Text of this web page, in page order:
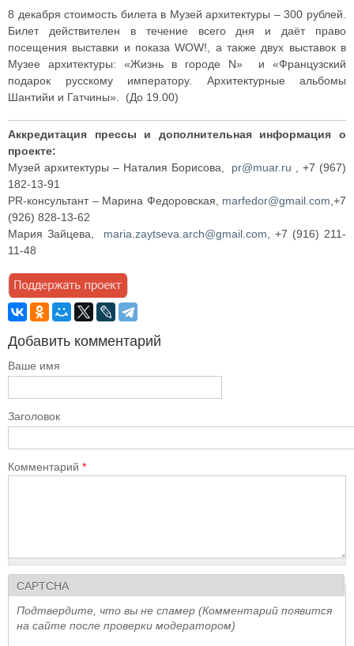
8 декабря стоимость билета в Музей архитектуры – 300 рублей.
Билет действителен в течение всего дня и даёт право
посещения выставки и показа WOW!, а также двух выставок в
Музее архитектуры: «Жизнь в городе N» и «Французский
подарок русскому императору. Архитектурные альбомы
Шантийи и Гатчины». (До 19.00)
Аккредитация прессы и дополнительная информация о
проекте:
Музей архитектуры – Наталия Борисова, pr@muar.ru , +7 (967)
182-13-91
PR-консультант – Марина Федоровская, marfedor@gmail.com,+7
(926) 828-13-62
Мария Зайцева, maria.zaytseva.arch@gmail.com, +7 (916) 211-
11-48
Добавить комментарий
Ваше имя
Заголовок
Комментарий *
CAPTCHA
Подтвердите, что вы не спамер (Комментарий появится
на сайте после проверки модератором)